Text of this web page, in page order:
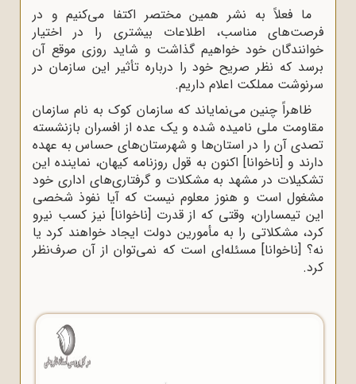
ما فعلاً به نشر همین مختصر اکتفا می‌کنیم و در
فرصت‌های مناسب، اطلاعات بیشتری را در اختیار
خوانندگان خود خواهیم گذاشت و شاید روزی موقع آن
برسد که نظر صریح خود را درباره تأثیر این سازمان در
سرنوشت مملکت اعلام داریم.
ظاهراً چنین می‌نمایاند که سازمان کوک به نام سازمان
مقاومت ملی نامیده شده و یک عده از افسران بازنشسته
تصدی آن را در استان‌ها و شهرستان‌های حساس به عهده
دارند و [ناخوانا] اکنون به قول روزنامه کیهان، نماینده این
تشکیلات در مشهد به مشکلات و گرفتاری‌های اداری خود
مشغول است و هنوز معلوم نیست که آیا نفوذ شخصی
این تیمساران، وقتی که از قدرت [ناخوانا] نیز کسب نیرو
کرد، مشکلاتی را به مأمورین دولت ایجاد خواهند کرد یا
نه؟ [ناخوانا] مسئله‌ای است که نمی‌توان از آن صرف‌نظر
کرد.